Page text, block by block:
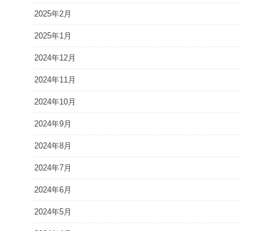
2025年2月
2025年1月
2024年12月
2024年11月
2024年10月
2024年9月
2024年8月
2024年7月
2024年6月
2024年5月